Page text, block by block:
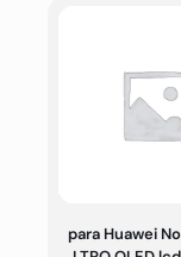
para Huawei